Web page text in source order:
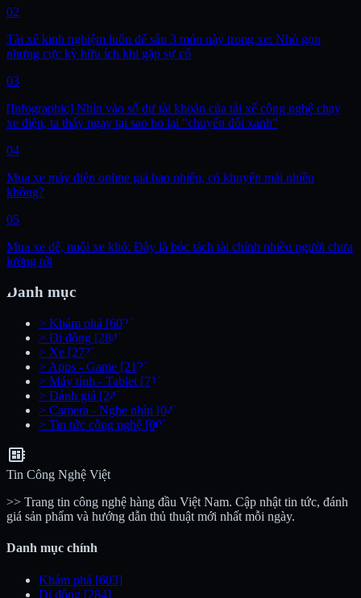
02
Tài xế kinh nghiệm luôn để sẵn 3 món này trong xe: Nhỏ gọn
nhưng cực kỳ hữu ích khi gặp sự cố
03
[Infographic] Nhìn vào số dư tài khoản của tài xế công nghệ chạy
xe điện, ta thấy ngay tại sao họ lại "chuyển đổi xanh"
04
Mua xe máy điện online giá bao nhiêu, có khuyến mãi nhiều
không?
05
Mua xe dễ, nuôi xe khó: Đây là bóc tách tài chính nhiều người chưa
lường tới
Danh mục
> Khám phá [603]
> Di động [284]
> Xe [273]
> Apps - Game [213]
> Máy tính - Tablet [71]
> Đánh giá [24]
> Camera - Nghe nhìn [04]
> Tin tức công nghệ [00]
developer_board
Tin Công Nghệ Việt
>> Trang tin công nghệ hàng đầu Việt Nam. Cập nhật tin tức, đánh
giá sản phẩm và hướng dẫn thủ thuật mới nhất mỗi ngày.
Danh mục chính
Khám phá [603]
Di động [284]